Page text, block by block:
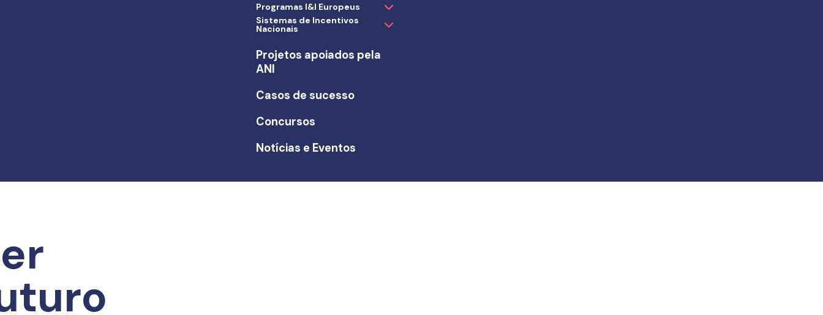
Programas I&I Europeus
Sistemas de Incentivos
Nacionais
Projetos apoiados pela
ANI
Casos de sucesso
Concursos
Notícias e Eventos